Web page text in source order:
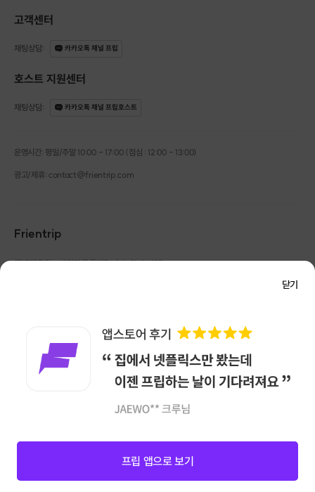
닫기
프립 앱으로 보기
고객센터
채팅상담: 카카오톡 채널 프립
호스트 지원센터
채팅상담: 카카오톡 채널 프립호스트
운영시간: 평일/주말 10:00 - 17:00 (점심 : 12:00 - 13:00)
광고/제휴: contact@frientrip.com
Frientrip
㈜프렌트립 | 사업자 등록번호 : 261-81-04385
대해 ㈜프렌트립은 일체의 책임을 지지 않습니다.
NICEPAY 안전거래 서비스 : 고객님의 안전거래를 위해 현금 결제 시, 저희 사이트에서 가입한
구매안전 서비스를 이용할 수 있습니다.가입 확인
이용약관
앱 다운로드